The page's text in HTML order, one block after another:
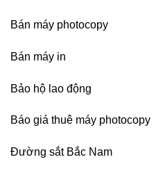
Bán máy photocopy
Bán máy in
Bảo hộ lao động
Báo giá thuê máy photocopy
Đường sắt Bắc Nam